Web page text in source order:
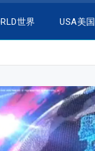
世界 USA美国